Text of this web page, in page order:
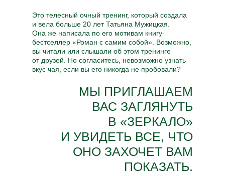
Это телесный очный тренинг, который создала
и вела больше 20 лет Татьяна Мужицкая.
Она же написала по его мотивам книгу-
бестселлер «Роман с самим собой». Возможно,
вы читали или слышали об этом тренинге
от друзей. Но согласитесь, невозможно узнать
вкус чая, если вы его никогда не пробовали?
МЫ ПРИГЛАШАЕМ
ВАС ЗАГЛЯНУТЬ
В «ЗЕРКАЛО»
И УВИДЕТЬ ВСЕ, ЧТО
ОНО ЗАХОЧЕТ ВАМ
ПОКАЗАТЬ.